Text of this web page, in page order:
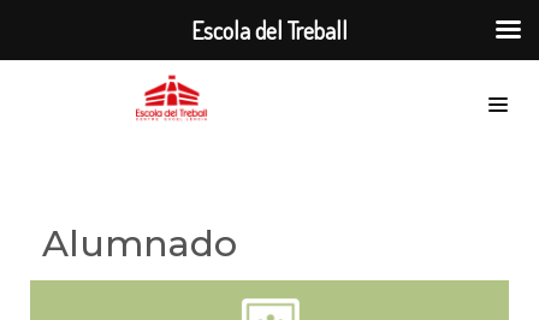
Alumnado
Escola del Treball